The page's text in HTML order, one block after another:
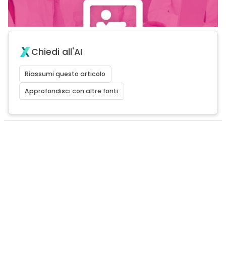
Chiedi all'AI
Riassumi questo articolo
Approfondisci con altre fonti